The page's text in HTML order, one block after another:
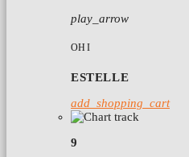
play_arrow
OH I
ESTELLE
add_shopping_cart
9